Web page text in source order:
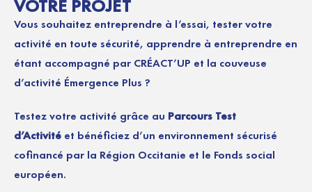
VOTRE PROJET
Vous souhaitez entreprendre à l’essai, tester votre
activité en toute sécurité, apprendre à entreprendre en
étant accompagné par CRÉACT’UP et la couveuse
d’activité Émergence Plus ?
Testez votre activité grâce au Parcours Test
d’Activité et bénéficiez d’un environnement sécurisé
cofinancé par la Région Occitanie et le Fonds social
européen.